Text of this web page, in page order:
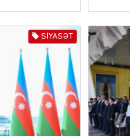
SIYASƏT